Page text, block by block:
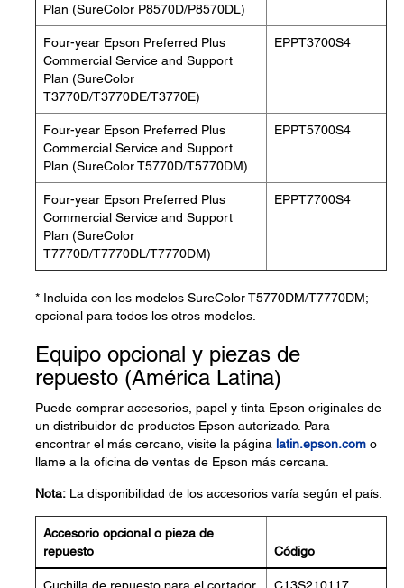
Plan (SureColor P8570D/P8570DL)
Four-year Epson Preferred Plus
Commercial Service and Support
Plan (SureColor
T3770D/T3770DE/T3770E)
EPPT3700S4
Four-year Epson Preferred Plus
Commercial Service and Support
Plan (SureColor T5770D/T5770DM)
EPPT5700S4
Four-year Epson Preferred Plus
Commercial Service and Support
Plan (SureColor
T7770D/T7770DL/T7770DM)
EPPT7700S4
* Incluida con los modelos SureColor T5770DM/T7770DM;
opcional para todos los otros modelos.
Equipo opcional y piezas de
repuesto (América Latina)
Puede comprar accesorios, papel y tinta Epson originales de
un distribuidor de productos Epson autorizado. Para
encontrar el más cercano, visite la página latin.epson.com o
llame a la oficina de ventas de Epson más cercana.
Nota: La disponibilidad de los accesorios varía según el país.
Accesorio opcional o pieza de
repuesto
Código